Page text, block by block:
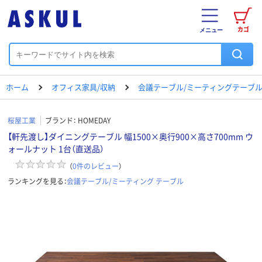
カゴ
メニュー
ホーム オフィス家具/収納 会議テーブル/ミーティングテーブル
桜屋工業 ブランド： HOMEDAY
【軒先渡し】ダイニングテーブル 幅1500×奥行900×高さ700mm ウ
ォールナット 1台（直送品）
（0件のレビュー）
ランキングを見る：会議テーブル/ミーティング テーブル